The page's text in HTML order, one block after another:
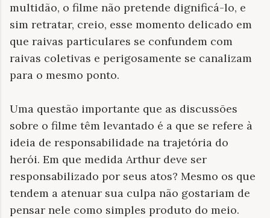
multidão, o filme não pretende dignificá-lo, e
sim retratar, creio, esse momento delicado em
que raivas particulares se confundem com
raivas coletivas e perigosamente se canalizam
para o mesmo ponto.
Uma questão importante que as discussões
sobre o filme têm levantado é a que se refere à
ideia de responsabilidade na trajetória do
herói. Em que medida Arthur deve ser
responsabilizado por seus atos? Mesmo os que
tendem a atenuar sua culpa não gostariam de
pensar nele como simples produto do meio.